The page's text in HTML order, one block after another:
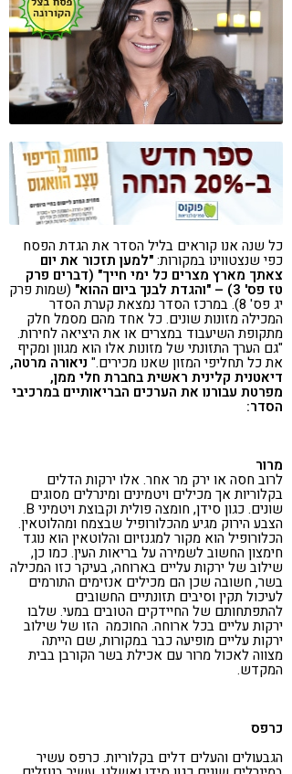
קורונה
טבעונות
כל שנה אנו קוראים בליל הסדר את הגדת הפסח
כפי שנצטווינו במקורות:"למען תזכור את יום
צאתך מארץ מצרים כל ימי חייך" (דברים פרק
טז פס' 3) – "והגדת לבנך ביום ההוא" (שמות פרק
יג פס' 8). במרכז הסדר נמצאת קערת הסדר
המכילה מזונות שונים. כל אחד מהם מסמל חלק
מתקופת השיעבוד במצרים או את היציאה לחירות.
"גם הערך התזונתי של מזונות אלו הוא מגוון ומקיף
את כל תחליפי המזון שאנו מכירים." ניאורה מרטה,
דיאטנית קלינית ראשית בחברת חלי ממן,
מפרטת עבורנו את הערכים הבריאותיים במרכיבי
הסדר:
מרור
לרוב חסה או ירק מר אחר. אלו ירקות הדלים
בקלוריות אך מכילים ויטמינים ומינרלים מסוגים
שונים. כגון סידן, חומצה פולית וקבוצת ויטמיני B.
הצבע הירוק מגיע מהכלורופיל שבצמח ומהלוטאין.
הכלורופיל הוא מקור למגנזיום והלוטאין הוא נוגד
חימצון החשוב לשמירה על בריאות העין. כמו כן,
שילוב של ירקות עליים בארוחה, בעיקר כזו המכילה
בשר, חשובה שכן הם מכילים אנזימים התורמים
לעיכול תקין וסיבים תזונתיים החשובים
להתפתחותם של החיידקים הטובים במעי. שלבו
ירקות עליים בכל ארוחה. החוכמה הזו של שילוב
ירקות עליים מופיעה כבר במקורות, שם הייתה
מצווה לאכול מרור עם אכילת בשר הקורבן בבית
המקדש.
כרפס
הגבעולים והעלים דלים בקלוריות. כרפס עשיר